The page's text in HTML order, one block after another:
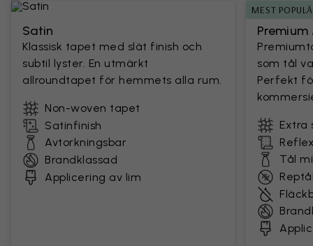
Satin
Klassisk tapet med slät finish och
subtil lyster. En utmärkt
allroundtapet för hemmets alla rum.
Non-woven tapet
Satinfinish
Avtorkningsbar
Brandklassad
Applicering av lim
MEST
som tål
Perfekt
Extra
Tål